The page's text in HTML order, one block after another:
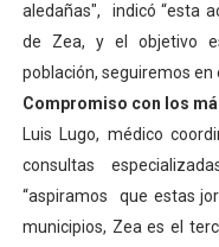
aledañas", indicó “esta
de Zea, y el objetivo
población, seguiremos
Compromiso con los
Luis Lugo, médico
consultas
“aspiramos que estas
municipios, Zea es el